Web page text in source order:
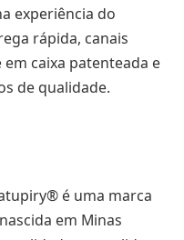
experiência do
rápida, canais
caixa patenteada e
de qualidade.
é uma marca
em Minas